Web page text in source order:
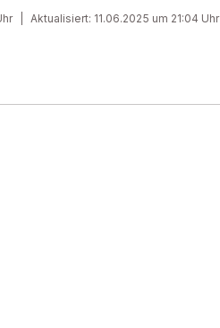
Aktualisiert: 11.06.2025 um 21:04 Uhr